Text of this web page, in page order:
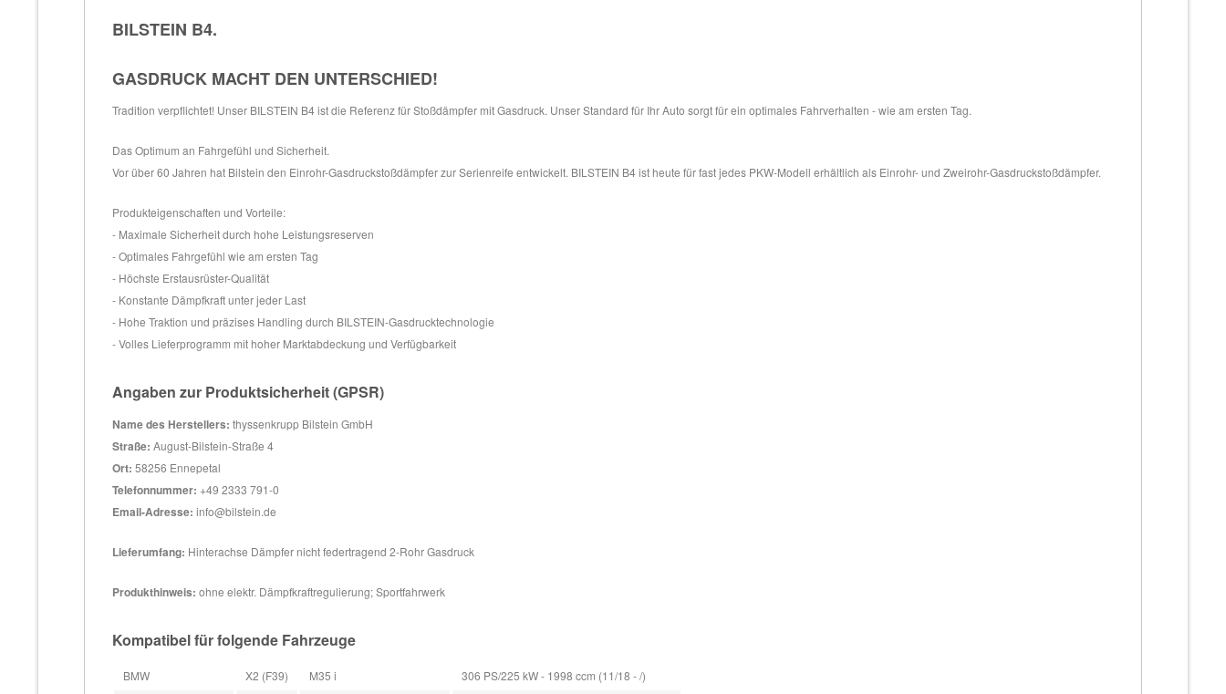
BILSTEIN B4.
GASDRUCK MACHT DEN UNTERSCHIED!
Tradition verpflichtet! Unser BILSTEIN B4 ist die Referenz für Stoßdämpfer mit Gasdruck. Unser Standard für Ihr Auto sorgt für ein optimales Fahrverhalten - wie am ersten Tag.
Das Optimum an Fahrgefühl und Sicherheit.
Vor über 60 Jahren hat Bilstein den Einrohr-Gasdruckstoßdämpfer zur Serienreife entwickelt. BILSTEIN B4 ist heute für fast jedes PKW-Modell erhältlich als Einrohr- und Zweirohr-Gasdruckstoßdämpfer.
Produkteigenschaften und Vorteile:
- Maximale Sicherheit durch hohe Leistungsreserven
- Optimales Fahrgefühl wie am ersten Tag
- Höchste Erstausrüster-Qualität
- Konstante Dämpfkraft unter jeder Last
- Hohe Traktion und präzises Handling durch BILSTEIN-Gasdrucktechnologie
- Volles Lieferprogramm mit hoher Marktabdeckung und Verfügbarkeit
Angaben zur Produktsicherheit (GPSR)
Name des Herstellers: thyssenkrupp Bilstein GmbH
Straße: August-Bilstein-Straße 4
Ort: 58256 Ennepetal
Telefonnummer: +49 2333 791-0
Email-Adresse: info@bilstein.de
Lieferumfang: Hinterachse Dämpfer nicht federtragend 2-Rohr Gasdruck
Produkthinweis: ohne elektr. Dämpfkraftregulierung; Sportfahrwerk
Kompatibel für folgende Fahrzeuge
BMW X2 (F39) M35 i
306 PS/225 kW - 1998 ccm (11/18 - /)